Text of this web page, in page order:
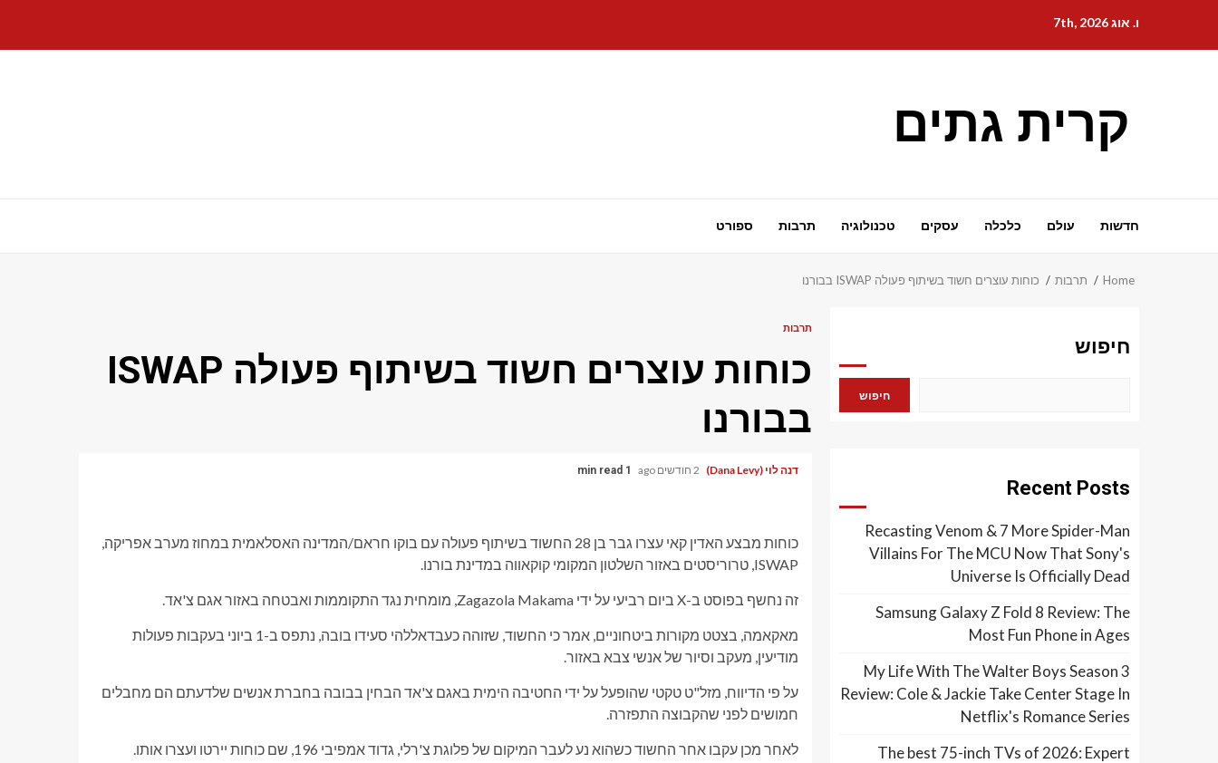
content
ו. אוג 7th, 2026
קרית גתים
חדשות עולם כלכלה עסקים טכנולוגיה תרבות ספורט
Home תרבות כוחות עוצרים חשוד בשיתוף פעולה ISWAP בבורנו
תרבות
כוחות עוצרים חשוד בשיתוף פעולה ISWAP
בבורנו
דנה לוי (Dana Levy) 2 חודשים ago 1 min read
כוחות מבצע האדין קאי עצרו גבר בן 28 החשוד בשיתוף פעולה עם בוקו חראם/המדינה האסלאמית במחוז מערב אפריקה,
ISWAP, טרוריסטים באזור השלטון המקומי קוקאווה במדינת בורנו.
זה נחשף בפוסט ב-X ביום רביעי על ידי Zagazola Makama, מומחית נגד התקוממות ואבטחה באזור אגם צ'אד.
מאקאמה, בצטט מקורות ביטחוניים, אמר כי החשוד, שזוהה כעבדאללהי סעידו בובה, נתפס ב-1 ביוני בעקבות פעולות
מודיעין, מעקב וסיור של אנשי צבא באזור.
על פי הדיווח, מזל"ט טקטי שהופעל על ידי החטיבה הימית באגם צ'אד הבחין בבובה בחברת אנשים שלדעתם הם מחבלים
חמושים לפני שהקבוצה התפזרה.
לאחר מכן עקבו אחר החשוד כשהוא נע לעבר המיקום של פלוגת צ'רלי, גדוד אמפיבי 196, שם כוחות יירטו ועצרו אותו.
חיפוש
חיפוש
Recent Posts
Recasting Venom & 7 More Spider-Man
Villains For The MCU Now That Sony's
Universe Is Officially Dead
Samsung Galaxy Z Fold 8 Review: The
Most Fun Phone in Ages
My Life With The Walter Boys Season 3
Review: Cole & Jackie Take Center Stage In
Netflix's Romance Series
The best 75-inch TVs of 2026: Expert